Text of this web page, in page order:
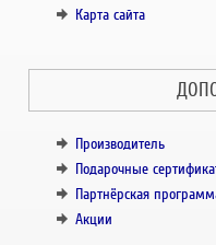
Карта сайта
Производитель
Подарочные
Партнёрская
Акции